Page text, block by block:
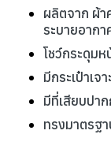
ผลิตจาก ผ้
ระบายอากา
โชว์กระดุม
มีกระเป๋าเจ
มีที่เสียบปา
ทรงมาตรฐ